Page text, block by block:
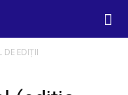
DE EDIȚII